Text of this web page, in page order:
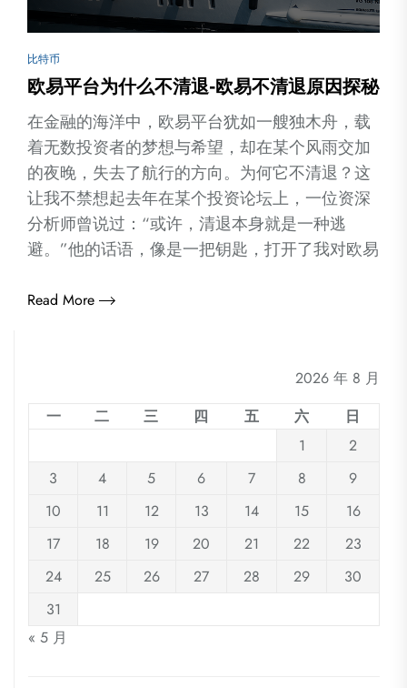
比特币
欧易平台为什么不清退-欧易不清退原因探秘
在金融的海洋中，欧易平台犹如一艘独木舟，载
着无数投资者的梦想与希望，却在某个风雨交加
的夜晚，失去了航行的方向。为何它不清退？这
让我不禁想起去年在某个投资论坛上，一位资深
分析师曾说过：“或许，清退本身就是一种逃
避。”他的话语，像是一把钥匙，打开了我对欧易
Read More
2026 年 8 月
一
二 三 四 五 六
日
1
2
3
4 5 6 7 8
9
10
11 12 13 14 15
16
17
18 19 20 21 22
23
24
25 26 27 28 29
30
31
« 5 月